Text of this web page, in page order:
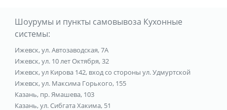
Шоурумы и пункты самовывоза Кухонные
системы:
Ижевск, ул. Автозаводская, 7А
Ижевск, ул. 10 лет Октября, 32
Ижевск, ул Кирова 142, вход со стороны ул. Удмуртской
Ижевск, ул. Максима Горького, 155
Казань, пр. Ямашева, 103
Казань, ул. Сибгата Хакима, 51